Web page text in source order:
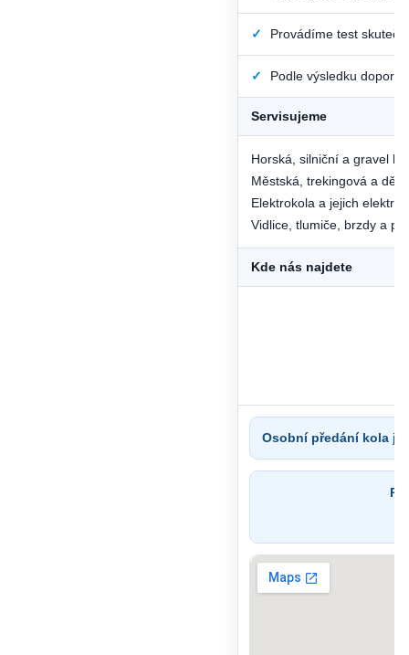
✓ Provádíme test
✓ Podle výsledku
Servisujeme
Horská, silniční a gravel
Městská, trekingová a
Elektrokola a jejich
Vidlice, tlumiče, brzdy a
Kde nás najdete
Osobní předání kolaje